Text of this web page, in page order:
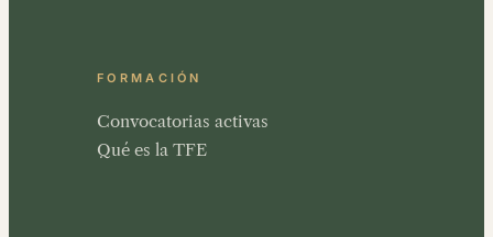
FORMACIÓN
Convocatorias activas
Qué es la TFE